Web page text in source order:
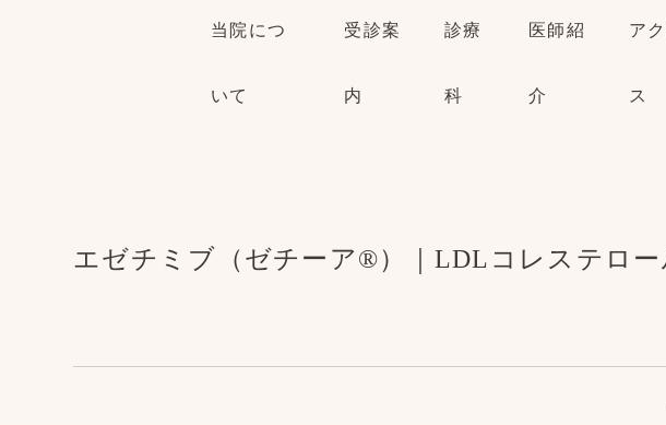
当院につ
いて
受診案
内
診療
科
医師紹
介
ア
ス
エゼチミブ（ゼチーア®）｜LDLコレステロ